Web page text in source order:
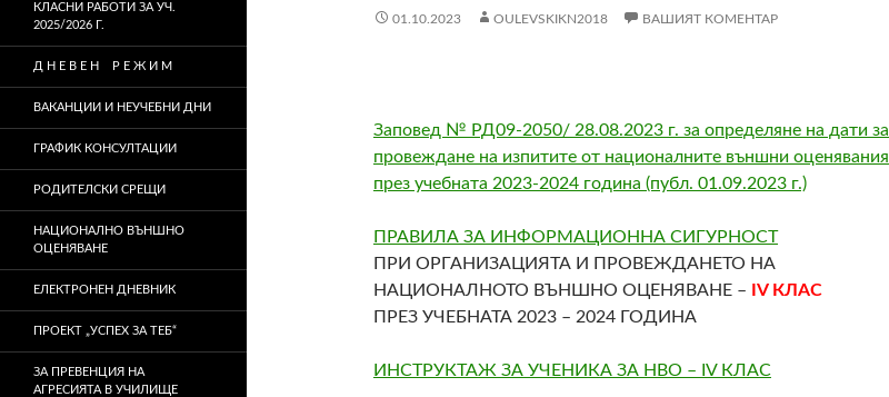
01.10.2023 OULEVSKIKN2018 ВАШИЯТ КОМЕНТАР
Заповед № РД09-2050/ 28.08.2023 г. за определяне на дати за
провеждане на изпитите от националните външни оценявания
през учебната 2023-2024 година (публ. 01.09.2023 г.)
ПРАВИЛА ЗА ИНФОРМАЦИОННА СИГУРНОСТ
ПРИ ОРГАНИЗАЦИЯТА И ПРОВЕЖДАНЕТО НА
НАЦИОНАЛНОТО ВЪНШНО ОЦЕНЯВАНЕ – IV КЛАС
ПРЕЗ УЧЕБНАТА 2023 – 2024 ГОДИНА
ИНСТРУКТАЖ ЗА УЧЕНИКА ЗА НВО – IV КЛАС
КЛАСНИ РАБОТИ ЗА УЧ.
2025/2026 Г.
Д Н Е В Е Н Р Е Ж И М
ВАКАНЦИИ И НЕУЧЕБНИ ДНИ
ГРАФИК КОНСУЛТАЦИИ
РОДИТЕЛСКИ СРЕЩИ
НАЦИОНАЛНО ВЪНШНО
ОЦЕНЯВАНЕ
ЕЛЕКТРОНЕН ДНЕВНИК
ПРОЕКТ „УСПЕХ ЗА ТЕБ“
ЗА ПРЕВЕНЦИЯ НА
АГРЕСИЯТА В УЧИЛИЩЕ